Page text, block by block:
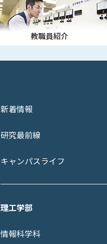
教職員紹介
新着情報
研究最前線
キャンパスライフ
理工学部
情報科学科